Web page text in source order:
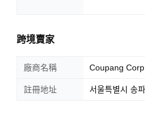
跨境賣家
廠商名稱 Coupang Corp.
註冊地址 서울특별시 송